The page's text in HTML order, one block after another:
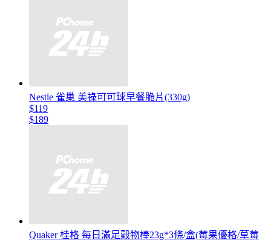
Nestle 雀巢 美祿可可球早餐脆片(330g)
$119
$189
Quaker 桂格 每日滿足穀物棒23g*3條/盒(莓果優格/草莓